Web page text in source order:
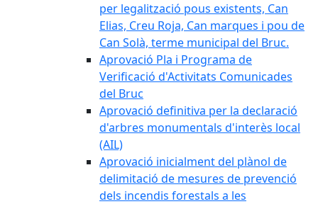
per legalització pous existents, Can
Elias, Creu Roja, Can marques i pou de
Can Solà, terme municipal del Bruc.
Aprovació Pla i Programa de
Verificació d'Activitats Comunicades
del Bruc
Aprovació definitiva per la declaració
d'arbres monumentals d'interès local
(AIL)
Aprovació inicialment del plànol de
delimitació de mesures de prevenció
dels incendis forestals a les